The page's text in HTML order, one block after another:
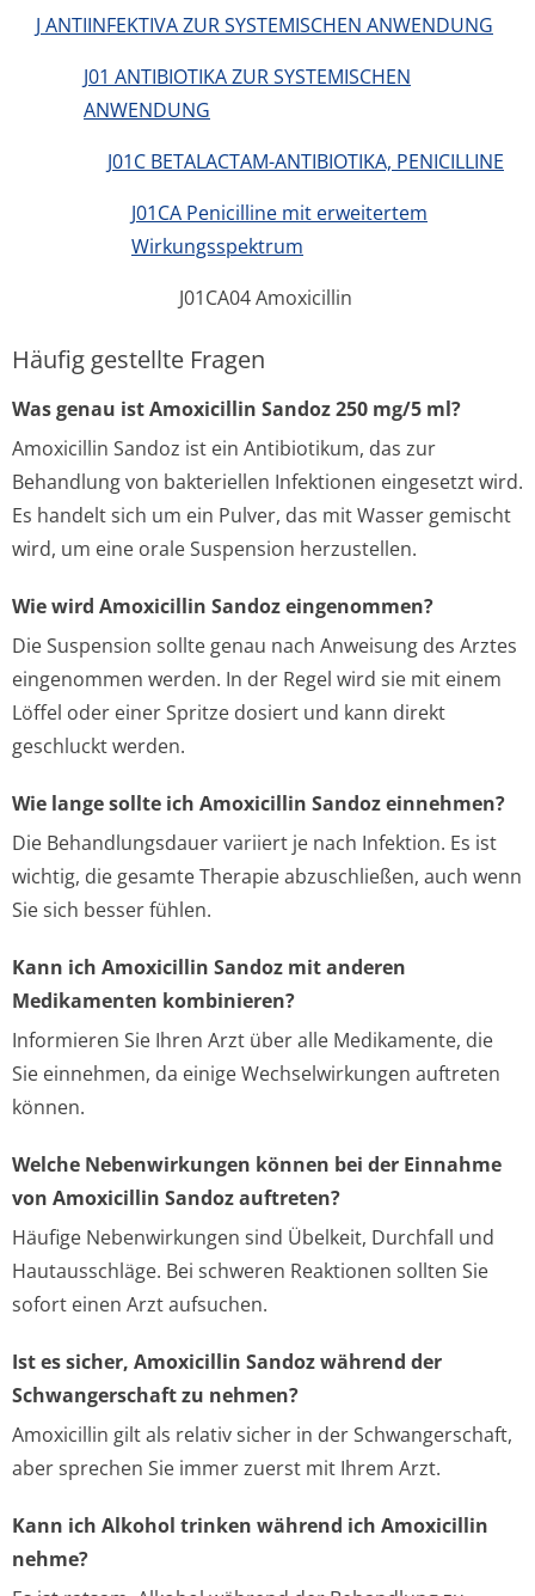
J ANTIINFEKTIVA ZUR SYSTEMISCHEN ANWENDUNG
J01 ANTIBIOTIKA ZUR SYSTEMISCHEN
ANWENDUNG
J01C BETALACTAM-ANTIBIOTIKA, PENICILLINE
J01CA Penicilline mit erweitertem
Wirkungsspektrum
J01CA04 Amoxicillin
Häufig gestellte Fragen
Was genau ist Amoxicillin Sandoz 250 mg/5 ml?
Amoxicillin Sandoz ist ein Antibiotikum, das zur
Behandlung von bakteriellen Infektionen eingesetzt wird.
Es handelt sich um ein Pulver, das mit Wasser gemischt
wird, um eine orale Suspension herzustellen.
Wie wird Amoxicillin Sandoz eingenommen?
Die Suspension sollte genau nach Anweisung des Arztes
eingenommen werden. In der Regel wird sie mit einem
Löffel oder einer Spritze dosiert und kann direkt
geschluckt werden.
Wie lange sollte ich Amoxicillin Sandoz einnehmen?
Die Behandlungsdauer variiert je nach Infektion. Es ist
wichtig, die gesamte Therapie abzuschließen, auch wenn
Sie sich besser fühlen.
Kann ich Amoxicillin Sandoz mit anderen
Medikamenten kombinieren?
Informieren Sie Ihren Arzt über alle Medikamente, die
Sie einnehmen, da einige Wechselwirkungen auftreten
können.
Welche Nebenwirkungen können bei der Einnahme
von Amoxicillin Sandoz auftreten?
Häufige Nebenwirkungen sind Übelkeit, Durchfall und
Hautausschläge. Bei schweren Reaktionen sollten Sie
sofort einen Arzt aufsuchen.
Ist es sicher, Amoxicillin Sandoz während der
Schwangerschaft zu nehmen?
Amoxicillin gilt als relativ sicher in der Schwangerschaft,
aber sprechen Sie immer zuerst mit Ihrem Arzt.
Kann ich Alkohol trinken während ich Amoxicillin
nehme?